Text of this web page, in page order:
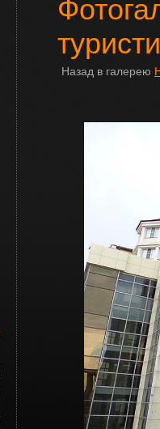
Назад в галерею